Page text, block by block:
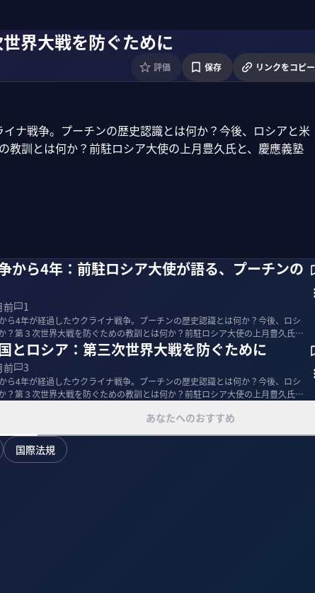
界大戦を防ぐために
評価 保存 リンクをコピー
ナ戦争。プーチンの歴史認識とは何か？今後、ロシアと米
教訓とは何か？前駐ロシア大使の上月豊久氏と、慶應義塾
から4年：前駐ロシア大使が語る、プーチンの
前 1
ら4年が経過したウクライナ戦争。プーチンの歴史認識とは何か？今後、ロシ
？第３次世界大戦を防ぐための教訓とは何か？前駐ロシア大使の上月豊久氏
とロシア：第三次世界大戦を防ぐために
前 3
ら4年が経過したウクライナ戦争。プーチンの歴史認識とは何か？今後、ロシ
？第３次世界大戦を防ぐための教訓とは何か？前駐ロシア大使の上月豊久氏
あなたへのおすすめ
国際法規